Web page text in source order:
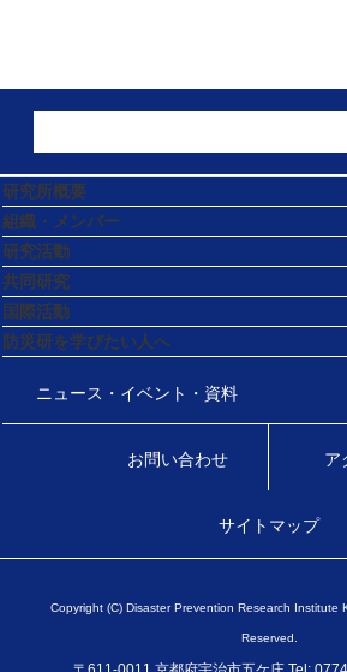
研究所概要
組織・メンバー
研究活動
共同研究
国際活動
防災研を学びたい人へ
ニュース・イベント・資料
お問い合わせ ア
サイトマップ
Copyright (C) Disaster Prevention Research Institute
Reserved.